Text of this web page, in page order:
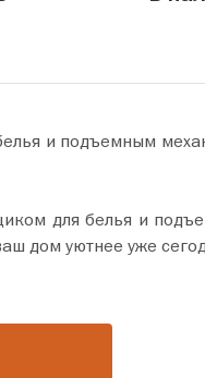
и подъемным
и подъемным
дом уютнее уже